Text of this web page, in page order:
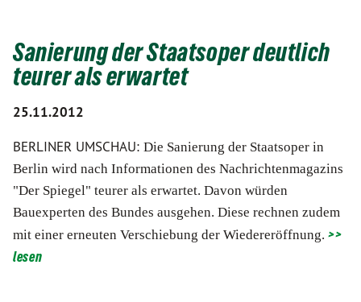
Sanierung der Staatsoper deutlich
teurer als erwartet
25.11.2012
BERLINER UMSCHAU: Die Sanierung der Staatsoper in
Berlin wird nach Informationen des Nachrichtenmagazins
"Der Spiegel" teurer als erwartet. Davon würden
Bauexperten des Bundes ausgehen. Diese rechnen zudem
mit einer erneuten Verschiebung der Wiedereröffnung. >>
lesen